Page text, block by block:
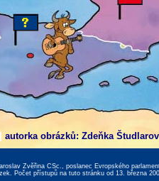
autorka obrázků: Zdeňka
Zvěřina CSc., poslanec Evropského
. Počet přístupů na tuto stránku od 13. března